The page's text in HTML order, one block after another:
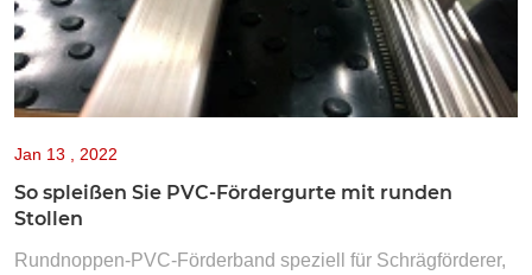
Jan 13 , 2022
So spleißen Sie PVC-Fördergurte mit runden
Stollen
Rundnoppen-PVC-Förderband speziell für Schrägförderer,